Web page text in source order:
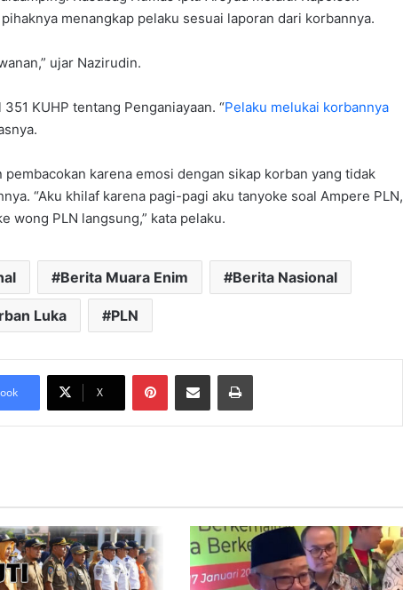
menangkap pelaku sesuai laporan dari korbannya.
ujar Nazirudin.
KUHP tentang Penganiayaan. “Pelaku melukai korbannya
karena emosi dengan sikap korban yang tidak
“Aku khilaf karena pagi-pagi aku tanyoke soal Ampere PLN,
wong PLN langsung,” kata pelaku.
Berita Muara Enim Berita Nasional
Luka PLN
X
PinterestShare via Email Print